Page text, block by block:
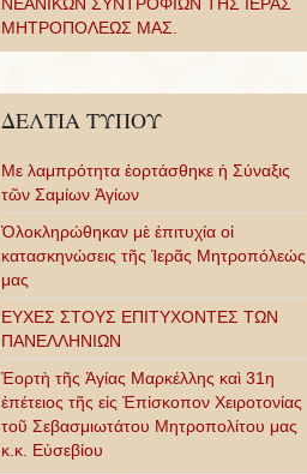
ΜΗΤΡΟΠΟΛΕΩΣ ΜΑΣ.
ΔΕΛΤΙΑ ΤΥΠΟΥ
Με λαμπρότητα ἑορτάσθηκε ἡ Σύναξις
τῶν Σαμίων Ἁγίων
Ὁλοκληρώθηκαν μὲ ἐπιτυχία οἱ
κατασκηνώσεις τῆς Ἱερᾶς Μητροπόλεώς
μας
ΕΥΧΕΣ ΣΤΟΥΣ ΕΠΙΤΥΧΟΝΤΕΣ ΤΩΝ
ΠΑΝΕΛΛΗΝΙΩΝ
Ἑορτὴ τῆς Ἁγίας Μαρκέλλης καὶ 31η
ἐπέτειος τῆς εἰς Ἐπίσκοπον Χειροτονίας
τοῦ Σεβασμιωτάτου Μητροπολίτου μας
κ.κ. Εὐσεβίου